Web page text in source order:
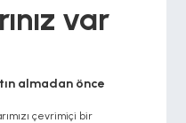
var
almadan önce
çevrimiçi bir